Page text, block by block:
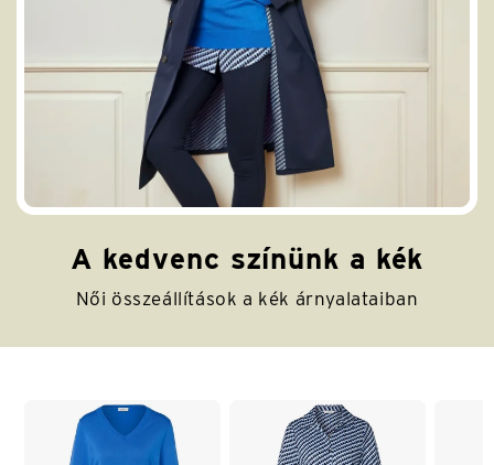
A kedvenc színünk a kék
Női összeállítások a kék árnyalataiban